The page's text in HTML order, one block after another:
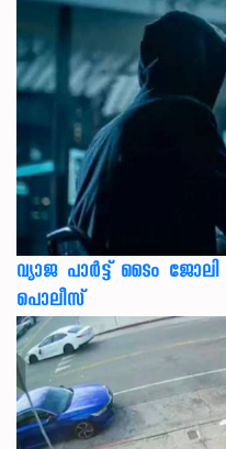
വ്യാജ പാർട്ട് ടൈം ജോലി
പൊലീസ്